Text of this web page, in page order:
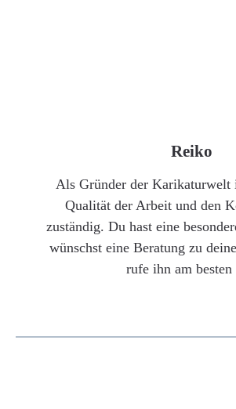
Reiko
Als Gründer der Karikaturwelt
Qualität der Arbeit und den
zuständig. Du hast eine
wünschst eine Beratung zu
rufe ihn am besten